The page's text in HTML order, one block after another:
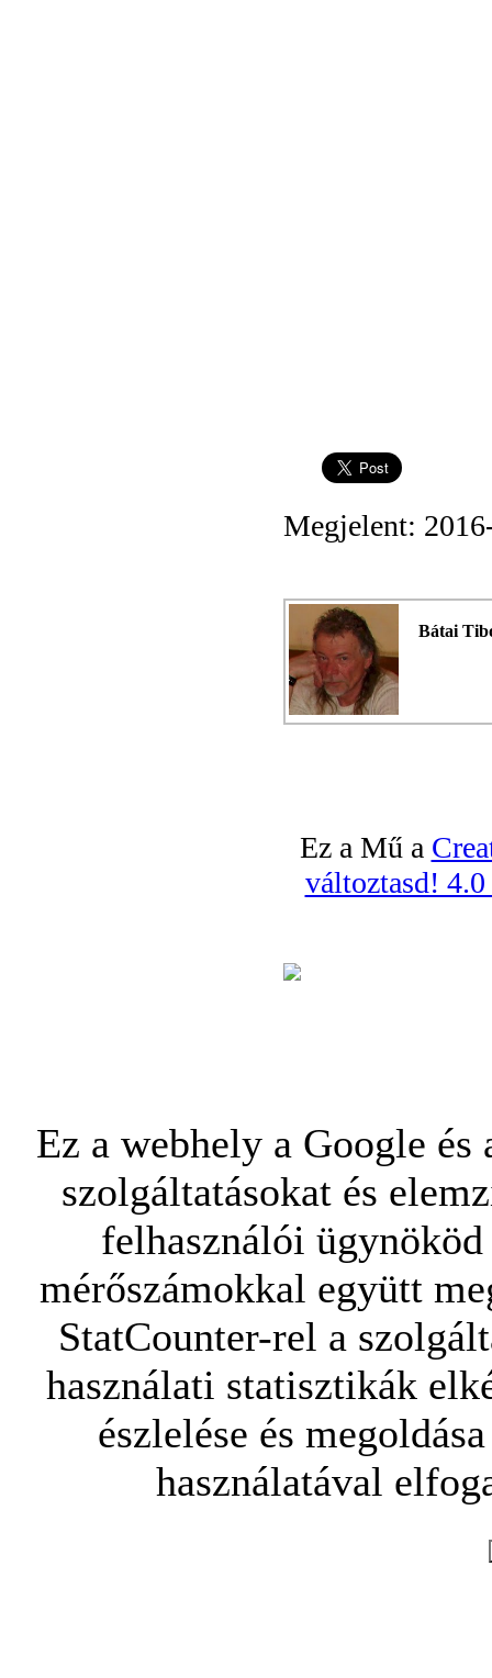
Megjelent:
Bátai
Ez a Mű a
változtasd!
Ez a webhely a Google
szolgáltatásokat és
felhasználói
mérőszámokkal együtt
StatCounter-rel a
használati statisztikák
észlelése és
használatával